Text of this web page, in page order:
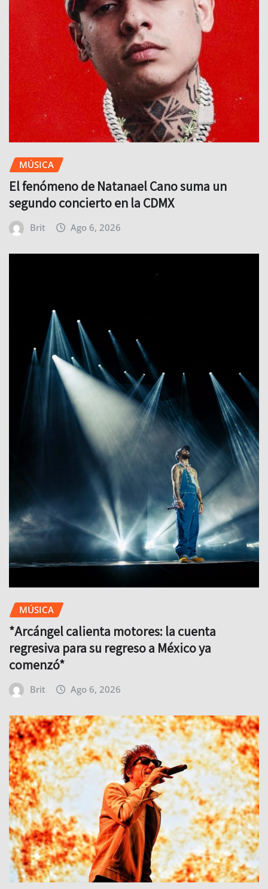
MÚSICA
El fenómeno de Natanael Cano suma un
segundo concierto en la CDMX
Brit Ago 6, 2026
MÚSICA
*Arcángel calienta motores: la cuenta
regresiva para su regreso a México ya
comenzó*
Brit Ago 6, 2026